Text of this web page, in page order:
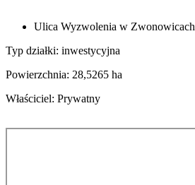
Ulica Wyzwolenia w Zwonowicach
Typ działki: inwestycyjna
Powierzchnia: 28,5265 ha
Właściciel: Prywatny